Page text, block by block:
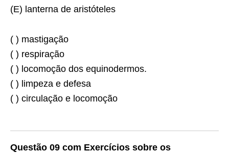
(E) lanterna de aristóteles
( ) mastigação
( ) respiração
( ) locomoção dos equinodermos.
( ) limpeza e defesa
( ) circulação e locomoção
Questão 09 com Exercícios sobre os